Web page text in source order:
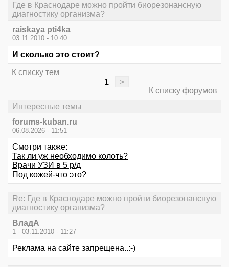
Где в Краснодаре можно пройти биорезонансную
диагностику организма?
raiskaya pti4ka
03.11.2010 - 10:40
И сколько это стоит?
К списку тем
1
>
К списку форумов
Интересные темы
forums-kuban.ru
06.08.2026 - 11:51
Смотри также:
Так ли уж необходимо колоть?
Врачи УЗИ в 5 р/д
Под кожей-что это?
Re: Где в Краснодаре можно пройти биорезонансную
диагностику организма?
ВладА
1 - 03.11.2010 - 11:27
Реклама на сайте запрещена..:-)